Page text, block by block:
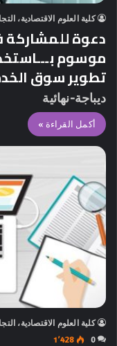
كلية العلوم الاقتصادية،
دعوة
موسوم
تطوير سوق
ديباجة-نهائية
أكمل القراءة »
كلية العلوم الاقتصادية،
0
1٬428